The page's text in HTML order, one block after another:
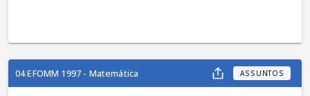
04 EFOMM 1997 - Matemática ASSUNTOS